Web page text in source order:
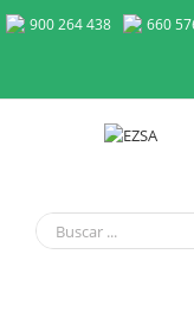
900 264 438 660